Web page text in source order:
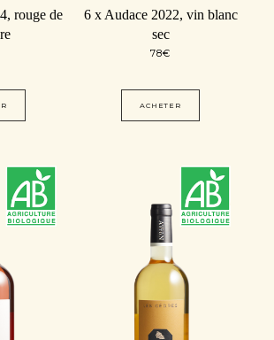
rouge de
6 x Audace 2022, vin blanc
sec
78€
ACHETER